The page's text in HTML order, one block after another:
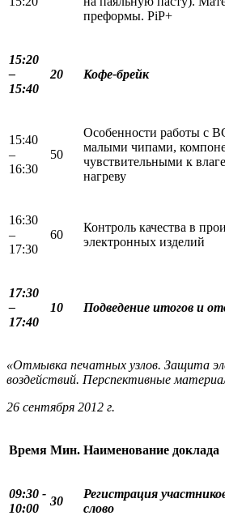
преформы. PiP+
15:20
–
15:40
20 Кофе-брейк
15:40
–
16:30
50
Особенности работы с
малыми чипами,
чувствительными к
нагреву
16:30
–
17:30
60
Контроль качества в
электронных изделий
17:30
–
17:40
10 Подведение итогов и
«Отмывка печатных узлов. Защита
воздействий. Перспективные
26 сентября 2012 г.
Время Мин. Наименование доклада
09:30 -
10:00
30
Регистрация
слово